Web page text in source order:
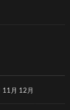
11月 12月